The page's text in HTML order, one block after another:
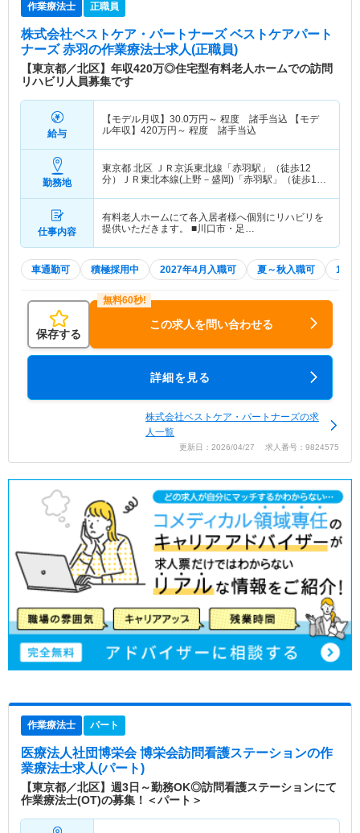
作業療法士 正職員
株式会社ベストケア・パートナーズ ベストケアパート
ナーズ 赤羽の作業療法士求人(正職員)
【東京都／北区】年収420万◎住宅型有料老人ホームでの訪問
リハビリ人員募集です
給与
【モデル月収】 30.0万円～ 程度 諸手当込 【モデ
ル年収】 420万円～ 程度 諸手当込
勤務地
東京都 北区 ＪＲ京浜東北線「赤羽駅」（徒歩12
分）ＪＲ東北本線(上野－盛岡)「赤羽駅」（徒歩12
仕事内容
有料老人ホームにて各入居者様へ個別にリハビリを
提供いただきます。 ■川口市・足…
車通勤可 積極採用中 2027年4月入職可 夏～秋入職可 1月
保存する
この求人を問い合わせる
詳細を見る
株式会社ベストケア・パートナーズの求
人一覧
更新日：2026/04/27 求人番号：9824575
作業療法士 パート
医療法人社団博栄会 博栄会訪問看護ステーションの作
業療法士求人(パート)
【東京都／北区】週3日～勤務OK◎訪問看護ステーションにて
作業療法士(OT)の募集！＜パート＞